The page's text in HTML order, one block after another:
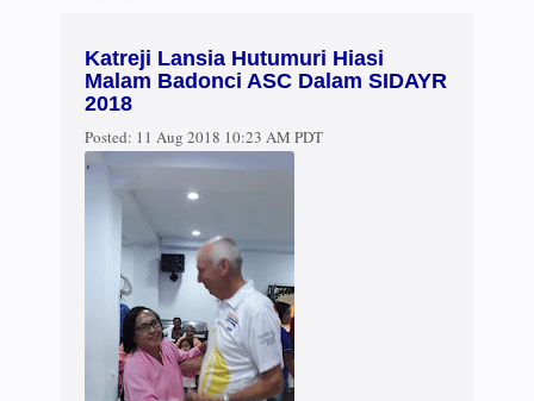
Katreji Lansia Hutumuri Hiasi
Malam Badonci ASC Dalam SIDAYR
2018
Posted: 11 Aug 2018 10:23 AM PDT